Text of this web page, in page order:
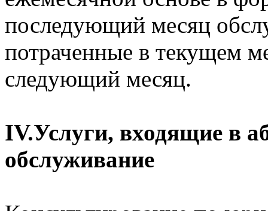
последующий месяц
потраченные в текущем
следующий месяц.
IV.Услуги, входящие в
обслуживание